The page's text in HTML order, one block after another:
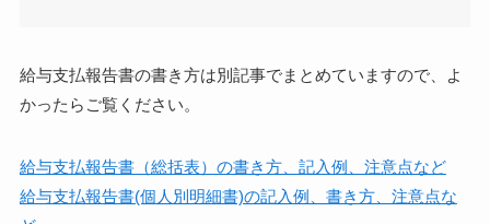
給与支払報告書の書き方は別記事でまとめていますので、よ
かったらご覧ください。
給与支払報告書（総括表）の書き方、記入例、注意点など
給与支払報告書(個人別明細書)の記入例、書き方、注意点な